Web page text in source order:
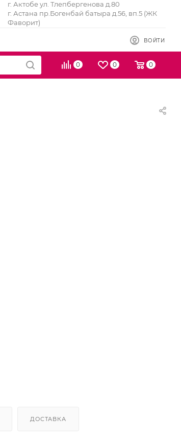
г. Актобе ул. Тлепбергенова д.80
г. Астана пр.Богенбай батыра д.56, вп.5 (ЖК
Фаворит)
ВОЙТИ
0 0 0
ДОСТАВКА